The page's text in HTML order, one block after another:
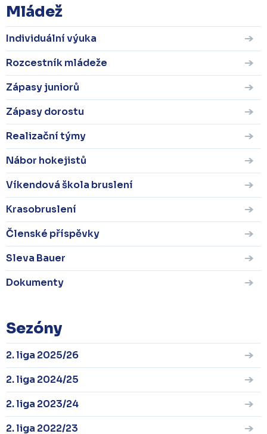
Mládež
Individuální výuka
Rozcestník mládeže
Zápasy juniorů
Zápasy dorostu
Realizační týmy
Nábor hokejistů
Víkendová škola bruslení
Krasobruslení
Členské příspěvky
Sleva Bauer
Dokumenty
Sezóny
2. liga 2025/26
2. liga 2024/25
2. liga 2023/24
2. liga 2022/23